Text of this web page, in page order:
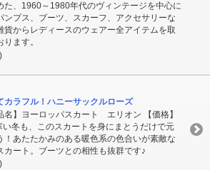
た、1960～1980年代のヴィンテージを中心に
ンプス、ブーツ、スカーフ、アクセサリーな
貨からレディースのウェアー全アイテムを取
ります。
カラフル！ハニーサックルローズ
名】ヨーロッパスカート エリオン 【価格】
い冬も、このスカートを身にまとうだけで元
！あたたかみのある暖色系の色合いが素敵な
カート。ブーツとの相性も抜群です♪